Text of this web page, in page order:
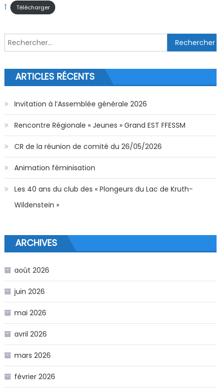
1
Télécharger
Rechercher :
ARTICLES RÉCENTS
Invitation à l’Assemblée générale 2026
Rencontre Régionale « Jeunes » Grand EST FFESSM
CR de la réunion de comité du 26/05/2026
Animation féminisation
Les 40 ans du club des « Plongeurs du Lac de Kruth-
Wildenstein »
ARCHIVES
août 2026
juin 2026
mai 2026
avril 2026
mars 2026
février 2026